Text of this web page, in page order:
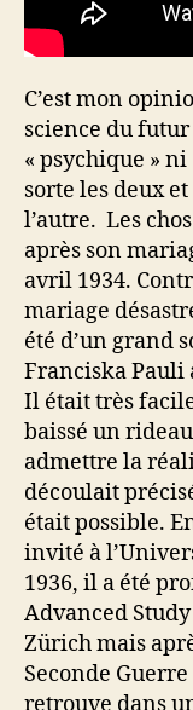
C’est mon
science du
« psychique »
sorte les deux
l’autre. Les
après son
avril 1934.
mariage
été d’un grand
Franciska Pauli
Il était très
baissé un
admettre la
découlait
était possible.
invité à
1936, il a été
Advanced
Zürich mais
Seconde
retrouve dans